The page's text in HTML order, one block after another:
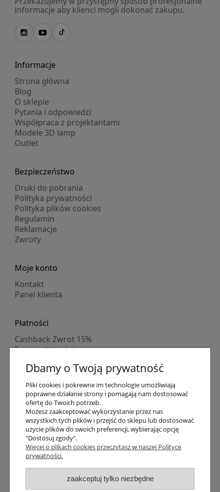
informacje aby klienci mogli dokonać zakupu.
Informacje
Strona główna
Blog
O sklepie
Pytania i odpowiedzi
Współpraca z projektantami
Modele 3D lamp
Outlet
Bezpieczeństwo
Druki do pobrania
Polityka prywatności
Polityka plików cookies
Regulamin
Reklamacje
Zwroty
Moje konto
Kontakt
Panel klienta
Płatności
Cashback Zwrot 15%
Formy płatności
Numer konta
PayPo kupujesz, nie płacisz
Progi rabatowe
Promocje
Dostawa
Czas wysyłki
Dostawa
Śledzenie przesyłki GLS
Śledzenie przesyłki DPD
Shipping abroad
Dbamy o Twoją prywatność
Pliki cookies i pokrewne im technologie umożliwiają
poprawne działanie strony i pomagają nam dostosować
ofertę do Twoich potrzeb.
Możesz zaakceptować wykorzystanie przez nas
wszystkich tych plików i przejść do sklepu lub dostosować
użycie plików do swoich preferencji, wybierając opcję
"Dostosuj zgody".
Więcej o plikach cookies przeczytasz w naszej Polityce
prywatności.
zaakceptuj tylko niezbędne